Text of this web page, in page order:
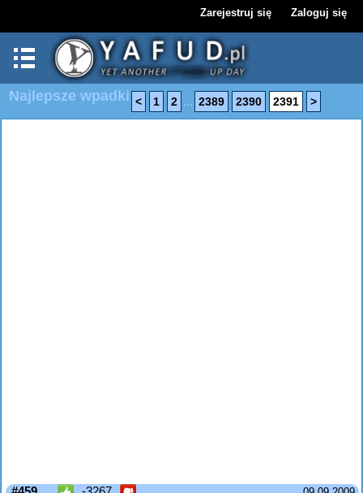
Zarejestruj się Zaloguj się
Najlepsze wpadki < 1 2 ... 2389 2390 2391 >